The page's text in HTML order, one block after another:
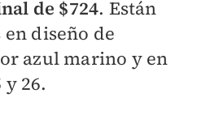
de $724. Están
diseño de
azul marino y en
26.